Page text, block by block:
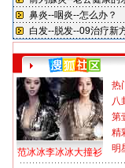
范冰冰李冰冰大撞衫
热
八
第
精
明